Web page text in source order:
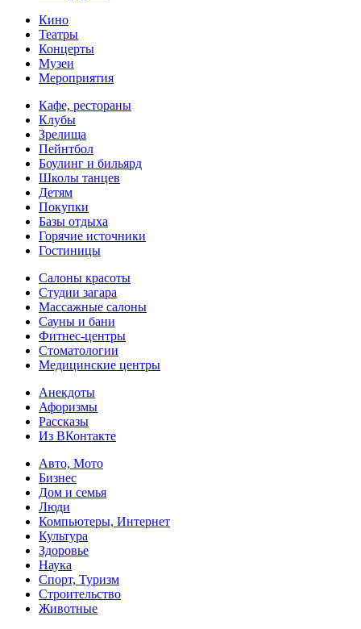
Кино
Театры
Концерты
Музеи
Мероприятия
Кафе, рестораны
Клубы
Зрелища
Пейнтбол
Боулинг и бильярд
Школы танцев
Детям
Покупки
Базы отдыха
Горячие источники
Гостиницы
Салоны красоты
Студии загара
Массажные салоны
Сауны и бани
Фитнес-центры
Стоматологии
Медицинские центры
Анекдоты
Афоризмы
Рассказы
Из ВКонтакте
Авто, Мото
Бизнес
Дом и семья
Люди
Компьютеры, Интернет
Культура
Здоровье
Наука
Спорт, Туризм
Строительство
Животные